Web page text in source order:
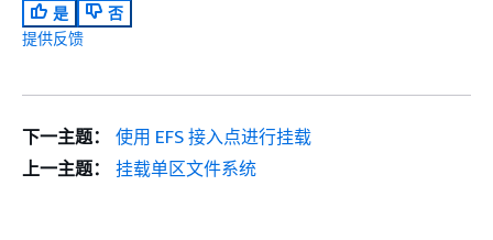
是
否
提供反馈
下一主题：
使用 EFS 接入点进行挂载
上一主题：
挂载单区文件系统